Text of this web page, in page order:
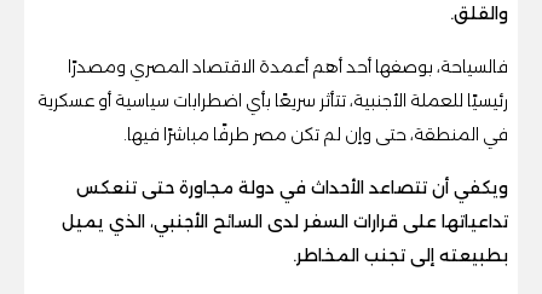
والقلق.
فالسياحة، بوصفها أحد أهم أعمدة الاقتصاد المصري ومصدرًا
رئيسيًا للعملة الأجنبية، تتأثر سريعًا بأي اضطرابات سياسية أو عسكرية
في المنطقة، حتى وإن لم تكن مصر طرفًا مباشرًا فيها.
ويكفي أن تتصاعد الأحداث في دولة مجاورة حتى تنعكس
تداعياتها على قرارات السفر لدى السائح الأجنبي، الذي يميل
بطبيعته إلى تجنب المخاطر.